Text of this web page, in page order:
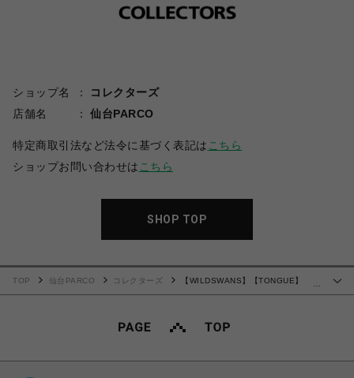
ショップ名
コレクターズ
店舗名
仙台PARCO
特定商取引法など法令に基づく表記は こちら
ショップお問い合わせは こちら
SHOP TOP
…
TOP 仙台PARCO コレクターズ
【WILDSWANS】【TONGUE】